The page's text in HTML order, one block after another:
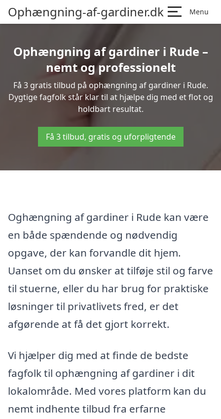
Ophængning-af-gardiner.dk Menu
Ophængning af gardiner i Rude –
nemt og professionelt
Få 3 gratis tilbud på ophængning af gardiner i Rude.
Dygtige fagfolk står klar til at hjælpe dig med et flot og
holdbart resultat.
Få 3 tilbud, gratis og uforpligtende
Oghængning af gardiner i Rude kan være
en både spændende og nødvendig
opgave, der kan forvandle dit hjem.
Uanset om du ønsker at tilføje stil og farve
til stuerne, eller du har brug for praktiske
løsninger til privatlivets fred, er det
afgørende at få det gjort korrekt.
Vi hjælper dig med at finde de bedste
fagfolk til ophængning af gardiner i dit
lokalområde. Med vores platform kan du
nemt indhente tilbud fra erfarne